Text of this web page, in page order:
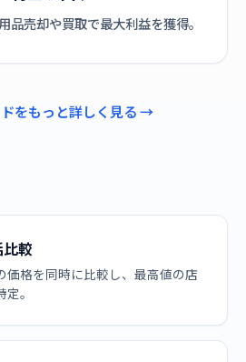
品売却や買取で最大利益を獲得。
をもっと詳しく見る →
較
価格を同時に比較し、最高値の店
。